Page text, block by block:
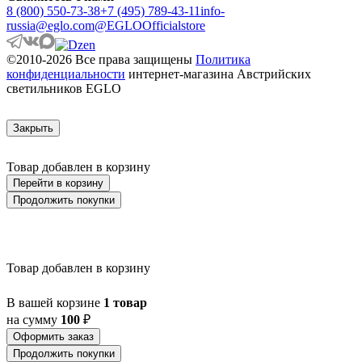
ASINDRO
ATOLLARI
AULIYE
AUROTONELLO
AUSTELL
AZBARREN
BABIRIK
BALEZZE
BALIGIAN
BALLINA
BALMAHA
BALNARIO
BALOISH
BARI 1
BARNSTAPLE
BASALGO 1
BASILANO
BASILDON
BATABANO
8 (800) 550-73-38+7 (495) 789-43-11info-
russia@eglo.com@EGLOOfficialstore
©2010-2026 Все права защищены Политика
конфиденциальности интернет-магазина Австрийских
светильников EGLO
Закрыть
Товар добавлен в корзину
Перейти в корзину
Продолжить покупки
Товар добавлен в корзину
В вашей корзине 1 товар
на сумму 100 ₽
Оформить заказ
Продолжить покупки